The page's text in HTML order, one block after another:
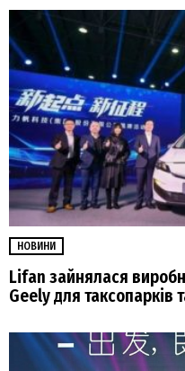
НОВИНИ
Lifan зайнялася
Geely для таксопарків